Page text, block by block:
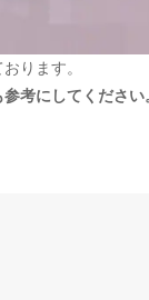
ります。
参考にしてください